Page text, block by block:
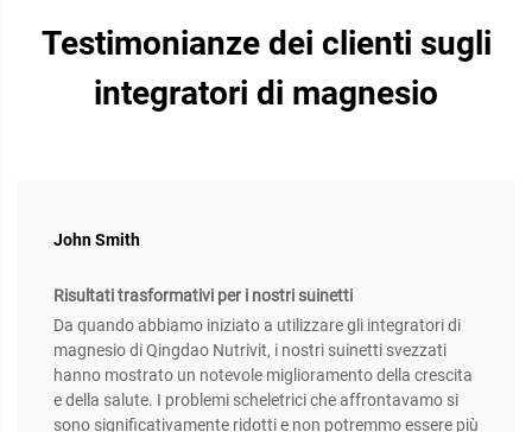
Testimonianze dei clienti sugli
integratori di magnesio
John Smith
Risultati trasformativi per i nostri suinetti
Da quando abbiamo iniziato a utilizzare gli integratori di
magnesio di Qingdao Nutrivit, i nostri suinetti svezzati
hanno mostrato un notevole miglioramento della crescita
e della salute. I problemi scheletrici che affrontavamo si
sono significativamente ridotti e non potremmo essere più